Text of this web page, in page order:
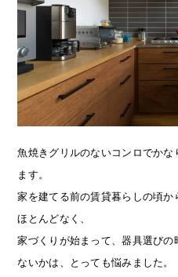
魚焼きグリルのないコンロでか
ます。
家を建てる前の賃貸暮らしの頃
ほとんどなく、
家づくりが始まって、器具選び
ないかは、とっても悩みました。